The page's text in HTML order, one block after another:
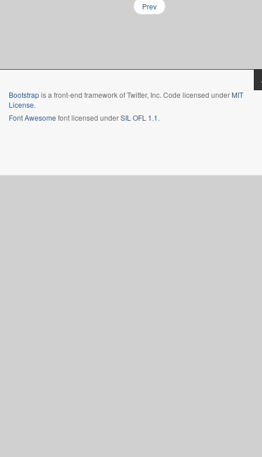
Prev
Bootstrapis a front-end framework of Twitter, Inc. Code licensed under MIT
License.
Font Awesome font licensed underSIL OFL 1.1.